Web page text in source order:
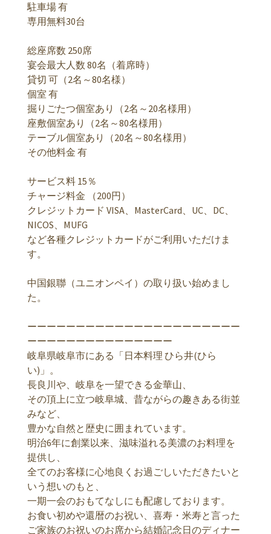
駐車場 有
専用無料30台
総座席数 250席
宴会最大人数 80名（着席時）
貸切 可（2名～80名様）
個室 有
掘りごたつ個室あり（2名～20名様用）
座敷個室あり（2名～80名様用）
テーブル個室あり（20名～80名様用）
その他料金 有
サービス料 15％
チャージ料金 （200円）
クレジットカード VISA、MasterCard、UC、DC、
NICOS、MUFG
など各種クレジットカードがご利用いただけま
す。
中国銀聯（ユニオンペイ）の取り扱い始めまし
た。
ーーーーーーーーーーーーーーーーーーーーーー
ーーーーーーーーーーーーーーー
岐阜県岐阜市にある「日本料理 ひら井(ひら
い)」。
長良川や、岐阜を一望できる金華山、
その頂上に立つ岐阜城、昔ながらの趣きある街並
みなど、
豊かな自然と歴史に囲まれています。
明治6年に創業以来、滋味溢れる美濃のお料理を
提供し、
全てのお客様に心地良くお過ごしいただきたいと
いう想いのもと、
一期一会のおもてなしにも配慮しております。
お食い初めや還暦のお祝い、喜寿・米寿と言った
ご家族のお祝いのお席から結婚記念日のディナー